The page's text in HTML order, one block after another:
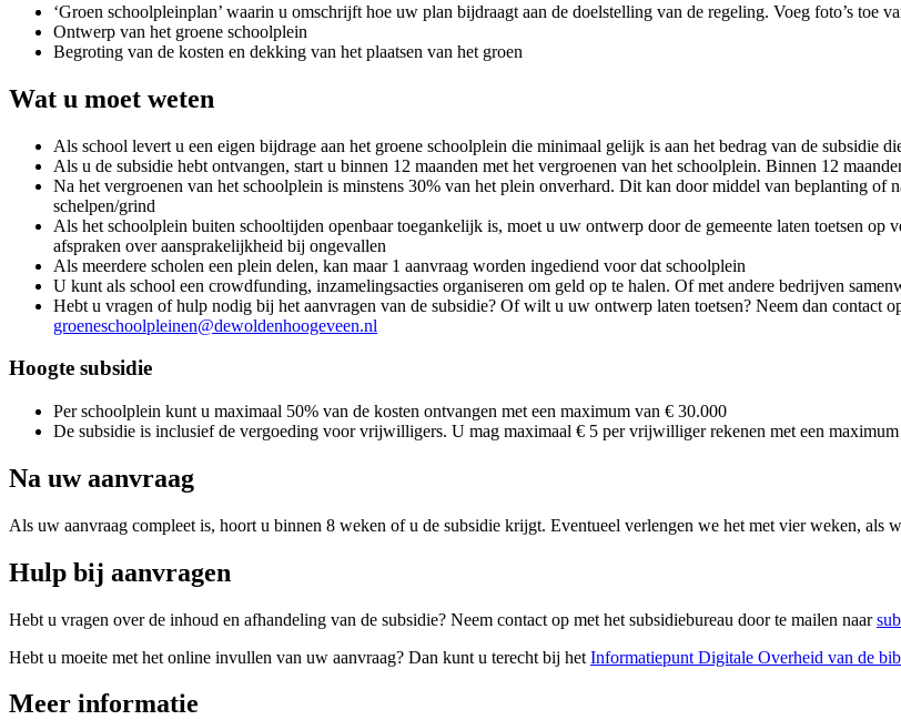
‘Groen schoolpleinplan’ waarin u omschrijft hoe uw plan bijdraagt aan de doelstelling van de regeling. Voeg foto’s toe
Ontwerp van het groene schoolplein
Begroting van de kosten en dekking van het plaatsen van het groen
Wat u moet weten
Als school levert u een eigen bijdrage aan het groene schoolplein die minimaal gelijk is aan het bedrag van de subsidie
Als u de subsidie hebt ontvangen, start u binnen 12 maanden met het vergroenen van het schoolplein. Binnen 12
Na het vergroenen van het schoolplein is minstens 30% van het plein onverhard. Dit kan door middel van beplanting of
schelpen/grind
Als het schoolplein buiten schooltijden openbaar toegankelijk is, moet u uw ontwerp door de gemeente laten toetsen op
afspraken over aansprakelijkheid bij ongevallen
Als meerdere scholen een plein delen, kan maar 1 aanvraag worden ingediend voor dat schoolplein
U kunt als school een crowdfunding, inzamelingsacties organiseren om geld op te halen. Of met andere bedrijven
Hebt u vragen of hulp nodig bij het aanvragen van de subsidie? Of wilt u uw ontwerp laten toetsen? Neem dan contact
groeneschoolpleinen@dewoldenhoogeveen.nl
Hoogte subsidie
Per schoolplein kunt u maximaal 50% van de kosten ontvangen met een maximum van € 30.000
De subsidie is inclusief de vergoeding voor vrijwilligers. U mag maximaal € 5 per vrijwilliger rekenen met een
Na uw aanvraag
Als uw aanvraag compleet is, hoort u binnen 8 weken of u de subsidie krijgt. Eventueel verlengen we het met vier weken, als
Hulp bij aanvragen
Hebt u vragen over de inhoud en afhandeling van de subsidie? Neem contact op met het subsidiebureau door te mailen naar
Hebt u moeite met het online invullen van uw aanvraag? Dan kunt u terecht bij het Informatiepunt Digitale Overheid van de
Meer informatie